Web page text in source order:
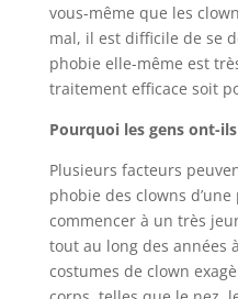
vous-même que les
mal, il est difficile de se
phobie elle-même est
traitement efficace soit
Pourquoi les gens ont-
Plusieurs facteurs
phobie des clowns
commencer à un très
tout au long des années
costumes de clown